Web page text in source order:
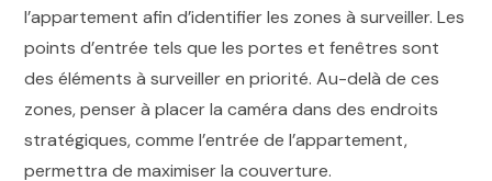
l’appartement afin d’identifier les zones à surveiller. Les
points d’entrée tels que les portes et fenêtres sont
des éléments à surveiller en priorité. Au-delà de ces
zones, penser à placer la caméra dans des endroits
stratégiques, comme l’entrée de l’appartement,
permettra de maximiser la couverture.